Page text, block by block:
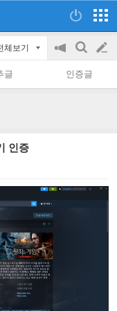
체보기
공
on/off
검
색
글
쓰
글 인증글
인증